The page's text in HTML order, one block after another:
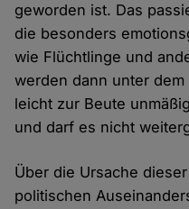
geworden ist. Das
die besonders
wie Flüchtlinge und
werden dann unter
leicht zur Beute
und darf es nicht
Über die Ursache
politischen